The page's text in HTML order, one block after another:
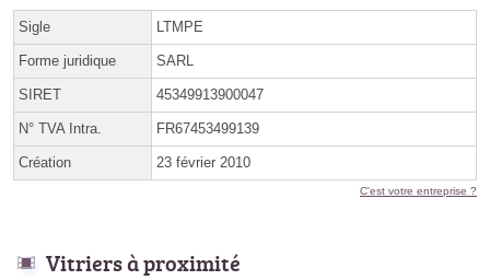
Sigle LTMPE
Forme juridique SARL
SIRET 45349913900047
N° TVA Intra. FR67453499139
Création 23 février 2010
C'est votre entreprise ?
Vitriers à proximité